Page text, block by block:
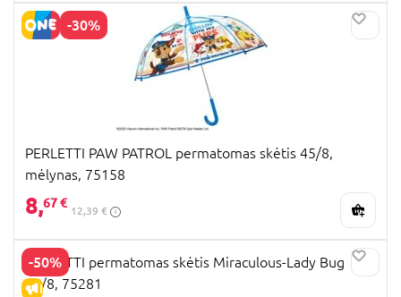
-30%
PERLETTI PAW PATROL permatomas skėtis 45/8,
mėlynas, 75158
8,67 €
12,39 €
-50%
IŠPARDAVIMAS
PERLETTI permatomas skėtis Miraculous-Lady Bug
45/8, 75281